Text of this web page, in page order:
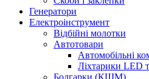
Генератори
Електроінструмент
Bідбійні молотки
Автотовари
Автомобільні
Ліхтарики LED
Болгарки (КШМ)